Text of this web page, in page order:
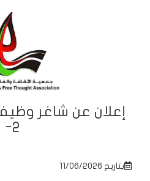
إعلان عن شاغر
2-
بتاريخ 11/06/2026